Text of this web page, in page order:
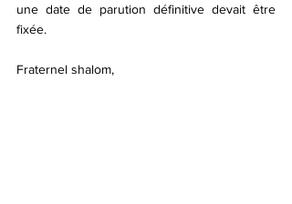
une date de parution définitive devait être
fixée.
Fraternel shalom,